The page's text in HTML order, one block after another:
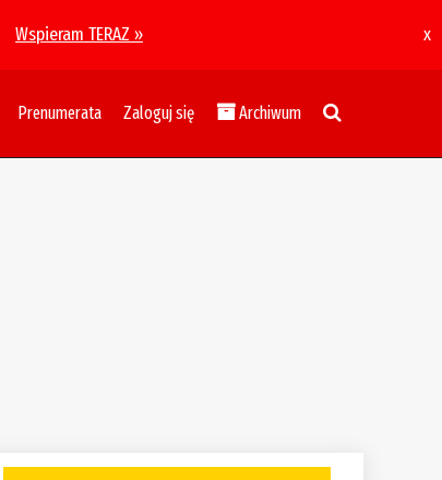
Wspieram TERAZ » x
Prenumerata Zaloguj się Archiwum